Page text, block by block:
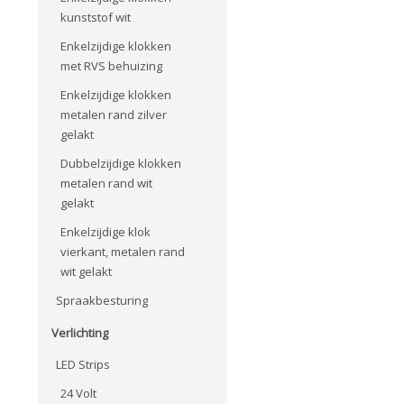
kunststof wit
Enkelzijdige klokken
met RVS behuizing
Enkelzijdige klokken
metalen rand zilver
gelakt
Dubbelzijdige klokken
metalen rand wit
gelakt
Enkelzijdige klok
vierkant, metalen rand
wit gelakt
Spraakbesturing
Verlichting
LED Strips
24 Volt